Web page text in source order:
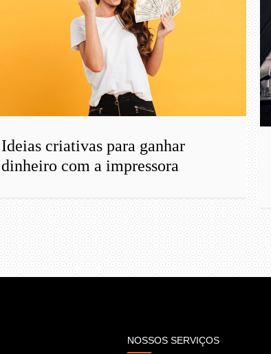
Ideias criativas para ganhar
dinheiro com a impressora
NOSSOS SERVIÇOS